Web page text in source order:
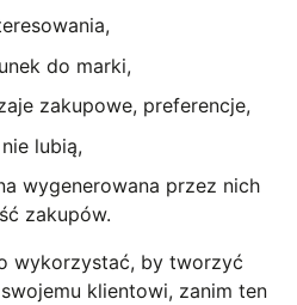
do marki,
zakupowe, preferencje,
lubią,
wygenerowana przez nich
zakupów.
wykorzystać, by tworzyć
klientowi, zanim ten